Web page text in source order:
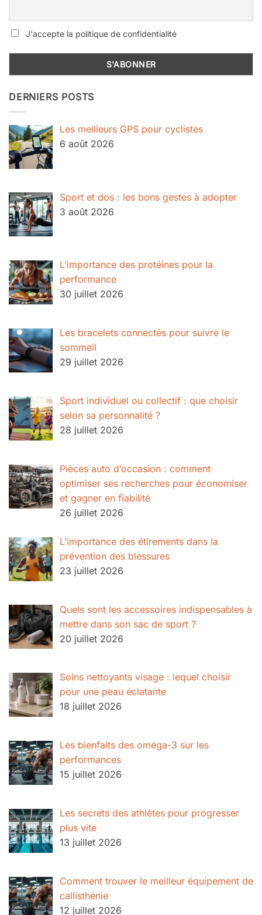
J'accepte la politique de confidentialité
DERNIERS POSTS
Les meilleurs GPS pour cyclistes
6 août 2026
Sport et dos : les bons gestes à adopter
3 août 2026
L’importance des protéines pour la
performance
30 juillet 2026
Les bracelets connectés pour suivre le
sommeil
29 juillet 2026
Sport individuel ou collectif : que choisir
selon sa personnalité ?
28 juillet 2026
Pièces auto d’occasion : comment
optimiser ses recherches pour économiser
et gagner en fiabilité
26 juillet 2026
L’importance des étirements dans la
prévention des blessures
23 juillet 2026
Quels sont les accessoires indispensables à
mettre dans son sac de sport ?
20 juillet 2026
Soins nettoyants visage : lequel choisir
pour une peau éclatante
18 juillet 2026
Les bienfaits des oméga-3 sur les
performances
15 juillet 2026
Les secrets des athlètes pour progresser
plus vite
13 juillet 2026
Comment trouver le meilleur équipement de
callisthénie
12 juillet 2026